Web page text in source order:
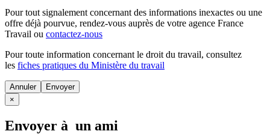
Pour tout signalement concernant des informations inexactes ou une
offre déjà pourvue, rendez-vous auprès de votre agence France
Travail ou contactez-nous
Pour toute information concernant le droit du travail, consultez
les fiches pratiques du Ministère du travail
Annuler
×
Envoyer à un ami